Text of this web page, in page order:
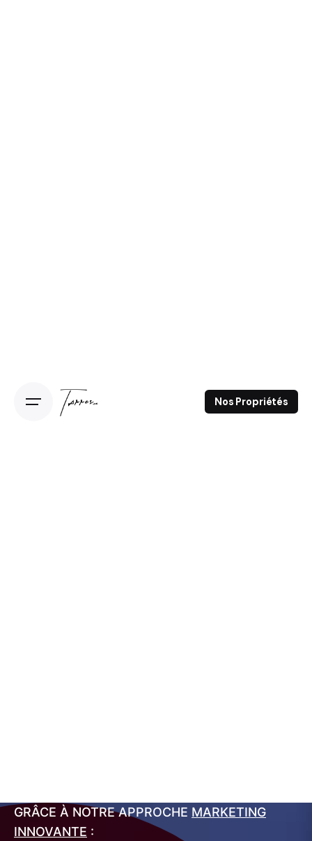
Nos Propriétés
GRÂCE À NOTRE APPROCHE MARKETING
INNOVANTE :